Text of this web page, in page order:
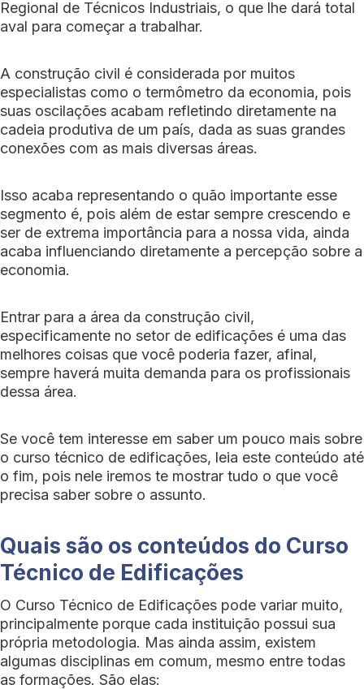
Regional de Técnicos Industriais, o que lhe dará total
aval para começar a trabalhar.
A construção civil é considerada por muitos
especialistas como o termômetro da economia, pois
suas oscilações acabam refletindo diretamente na
cadeia produtiva de um país, dada as suas grandes
conexões com as mais diversas áreas.
Isso acaba representando o quão importante esse
segmento é, pois além de estar sempre crescendo e
ser de extrema importância para a nossa vida, ainda
acaba influenciando diretamente a percepção sobre a
economia.
Entrar para a área da construção civil,
especificamente no setor de edificações é uma das
melhores coisas que você poderia fazer, afinal,
sempre haverá muita demanda para os profissionais
dessa área.
Se você tem interesse em saber um pouco mais sobre
o curso técnico de edificações, leia este conteúdo até
o fim, pois nele iremos te mostrar tudo o que você
precisa saber sobre o assunto.
Quais são os conteúdos do Curso
Técnico de Edificações
O Curso Técnico de Edificações pode variar muito,
principalmente porque cada instituição possui sua
própria metodologia. Mas ainda assim, existem
algumas disciplinas em comum, mesmo entre todas
as formações. São elas: